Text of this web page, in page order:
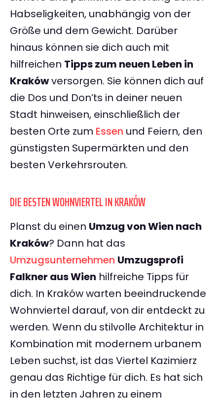
Habseligkeiten, unabhängig von der
Größe und dem Gewicht. Darüber
hinaus können sie dich auch mit
hilfreichen Tipps zum neuen Leben in
Krakówversorgen. Sie können dich auf
die Dos und Don’ts in deiner neuen
Stadt hinweisen, einschließlich der
besten Orte zum Essen und Feiern, den
günstigsten Supermärkten und den
besten Verkehrsrouten.
DIE BESTEN WOHNVIERTEL IN KRAKÓW
Planst du einen Umzug von Wien nach
Kraków? Dann hat das
Umzugsunternehmen Umzugsprofi
Falkner aus Wien hilfreiche Tipps für
dich. In Kraków warten beeindruckende
Wohnviertel darauf, von dir entdeckt zu
werden. Wenn du stilvolle Architektur in
Kombination mit modernem urbanem
Leben suchst, ist das Viertel Kazimierz
genau das Richtige für dich. Es hat sich
in den letzten Jahren zu einem